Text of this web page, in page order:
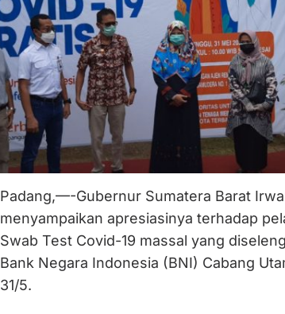
Padang,—-Gubernur Sumatera Barat
menyampaikan apresiasinya terhadap
Swab Test Covid-19 massal yang
Bank Negara Indonesia (BNI) Cabang
31/5.